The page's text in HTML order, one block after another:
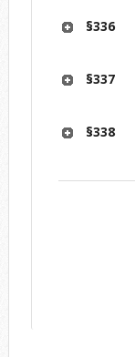
§336
§337
§338